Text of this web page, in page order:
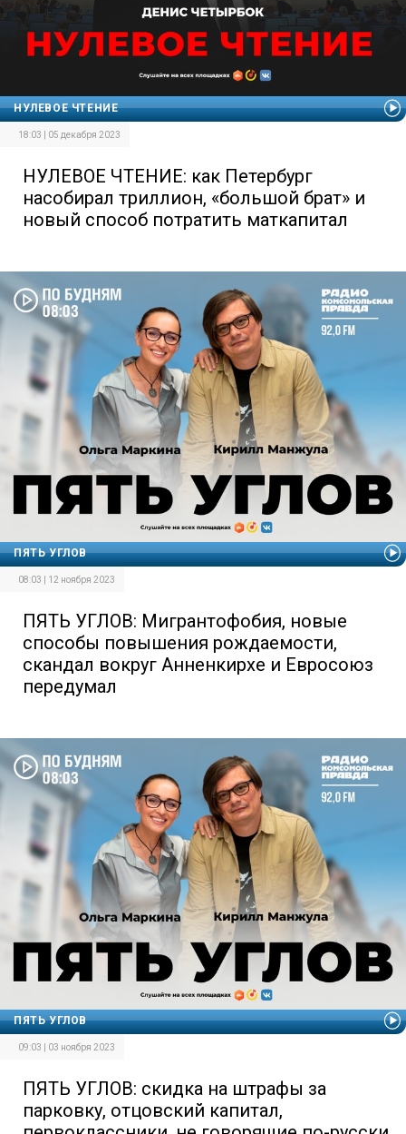
НУЛЕВОЕ ЧТЕНИЕ
18:03 | 05 декабря 2023
НУЛЕВОЕ ЧТЕНИЕ: как Петербург
насобирал триллион, «большой брат» и
новый способ потратить маткапитал
ПЯТЬ УГЛОВ
08:03 | 12 ноября 2023
ПЯТЬ УГЛОВ: Мигрантофобия, новые
способы повышения рождаемости,
скандал вокруг Анненкирхе и Евросоюз
передумал
ПЯТЬ УГЛОВ
09:03 | 03 ноября 2023
ПЯТЬ УГЛОВ: скидка на штрафы за
парковку, отцовский капитал,